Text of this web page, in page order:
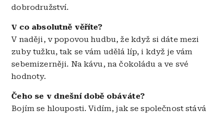
dobrodružství.
V co absolutně věříte?
V naději, v popovou hudbu, že když si dáte mezi
zuby tužku, tak se vám udělá líp, i když je vám
sebemizerněji. Na kávu, na čokoládu a ve své
hodnoty.
Čeho se v dnešní době obáváte?
Bojím se hlouposti. Vidím, jak se společnost stává